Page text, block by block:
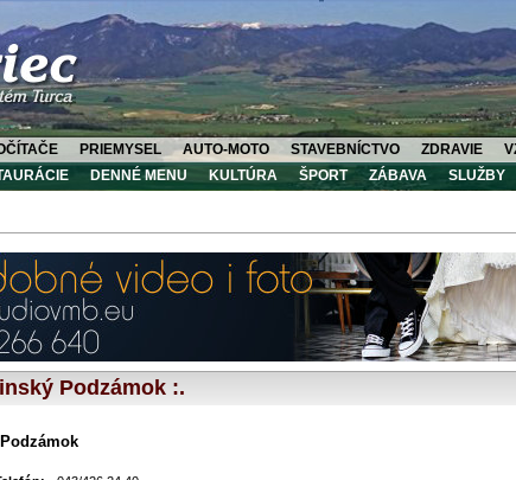
PRIEMYSEL AUTO-MOTO STAVEBNÍCTVO ZDRAVIE
DENNÉ MENU KULTÚRA ŠPORT ZÁBAVA SLUŽBY
Podzámok :.